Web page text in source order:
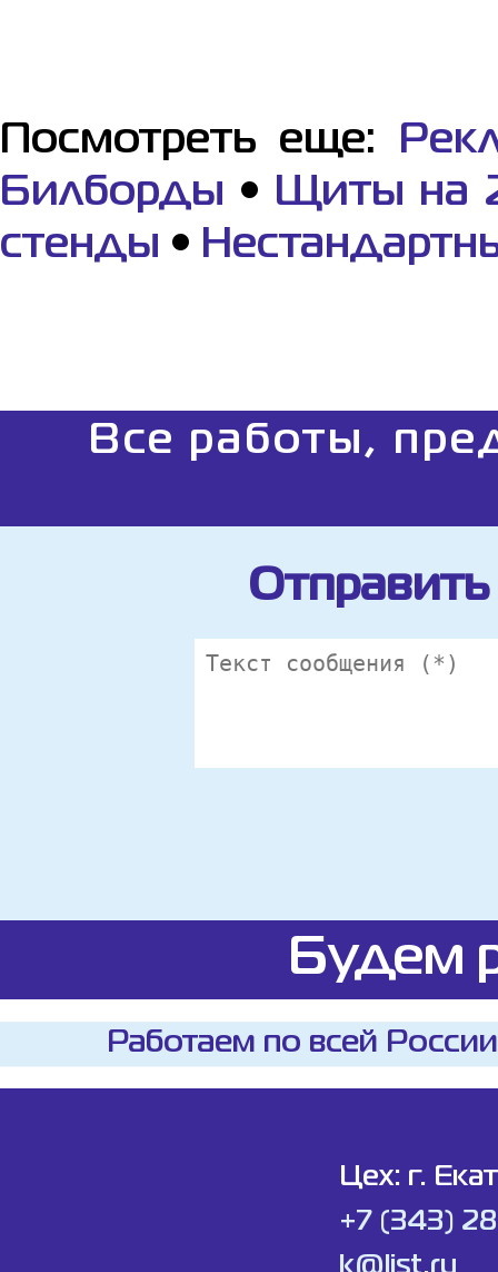
Посмотреть еще:
Билборды • Щиты на
стенды •
Все работы,
Отправить
Будем
Работаем по всей
Цех: г.
+7 (343)
k@list.ru